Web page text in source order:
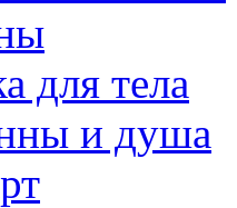
для тела
и душа